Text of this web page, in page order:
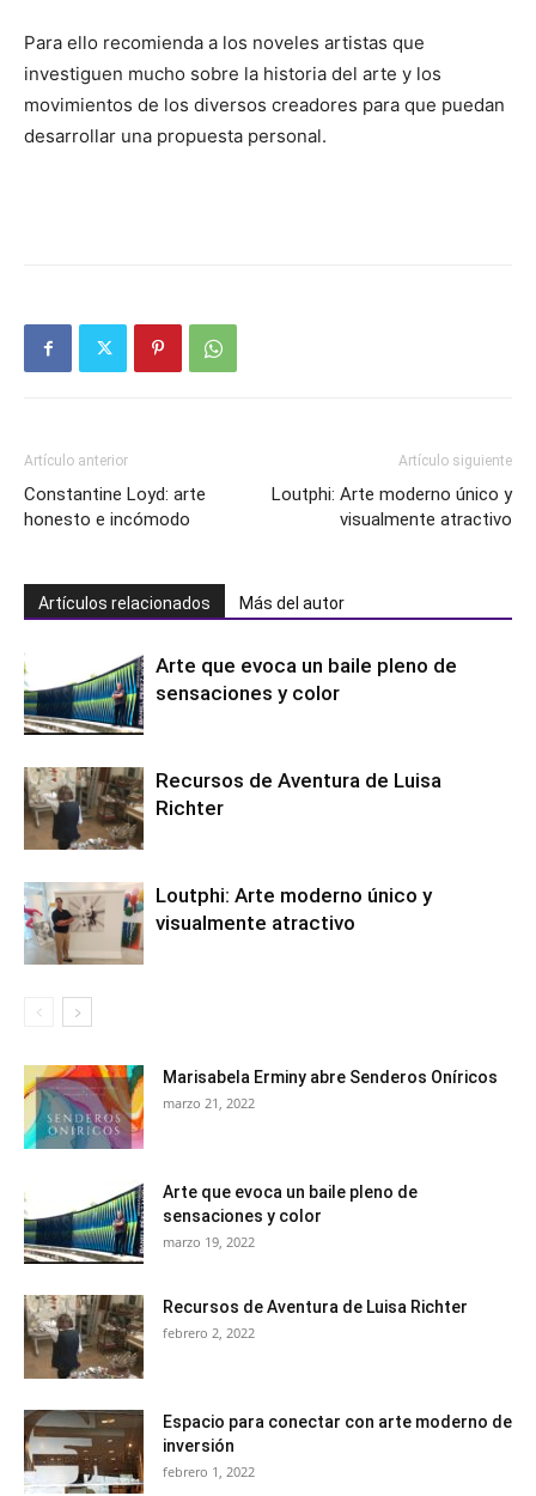
Para ello recomienda a los noveles artistas que
investiguen mucho sobre la historia del arte y los
movimientos de los diversos creadores para que puedan
desarrollar una propuesta personal.
Artículo anterior
Constantine Loyd: arte
honesto e incómodo
Artículo siguiente
Loutphi: Arte moderno único y
visualmente atractivo
Artículos relacionados Más del autor
Arte que evoca un baile pleno de
sensaciones y color
Recursos de Aventura de Luisa
Richter
Loutphi: Arte moderno único y
visualmente atractivo
Marisabela Erminy abre Senderos Oníricos
marzo 21, 2022
Arte que evoca un baile pleno de
sensaciones y color
marzo 19, 2022
Recursos de Aventura de Luisa Richter
febrero 2, 2022
Espacio para conectar con arte moderno de
inversión
febrero 1, 2022